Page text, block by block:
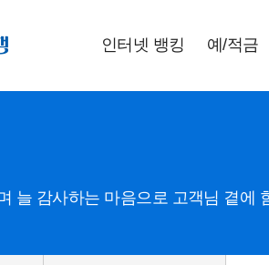
인터넷 뱅킹 예/적금
늘 감사하는 마음으로 고객님 곁에